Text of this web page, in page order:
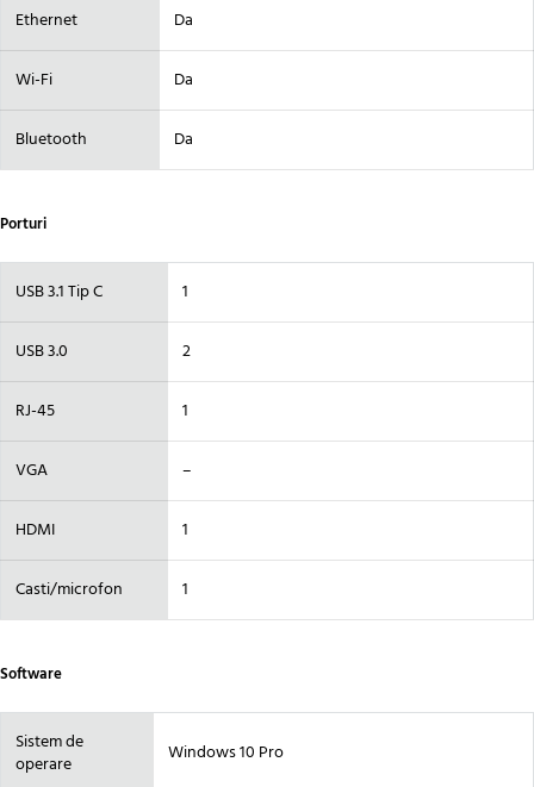
Ethernet Da
Wi-Fi Da
Bluetooth Da
Porturi
USB 3.1 Tip C 1
USB 3.0 2
RJ-45 1
VGA –
HDMI 1
Casti/microfon 1
Software
Sistem de
operare
Windows 10 Pro